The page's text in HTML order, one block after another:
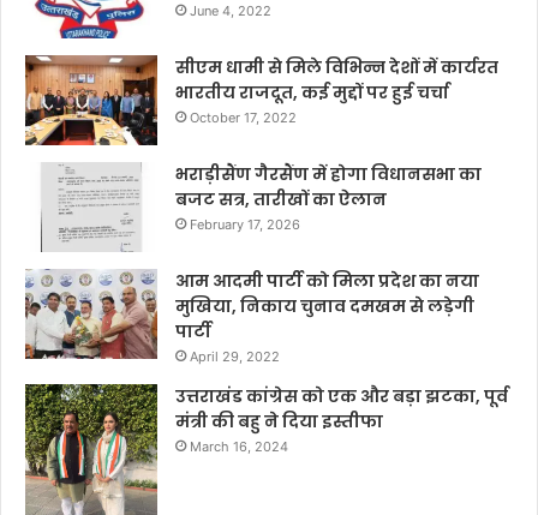
June 4, 2022
सीएम धामी से मिले विभिन्न देशों में कार्यरत
भारतीय राजदूत, कई मुद्दों पर हुई चर्चा
October 17, 2022
भराड़ीसैंण गैरसैंण में होगा विधानसभा का
बजट सत्र, तारीखों का ऐलान
February 17, 2026
आम आदमी पार्टी को मिला प्रदेश का नया
मुखिया, निकाय चुनाव दमखम से लड़ेगी
पार्टी
April 29, 2022
उत्तराखंड कांग्रेस को एक और बड़ा झटका, पूर्व
मंत्री की बहु ने दिया इस्तीफा
March 16, 2024